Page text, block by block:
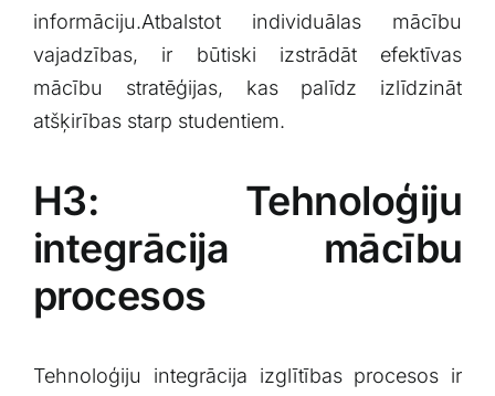
informāciju.Atbalstot ⁣individuālas mācību
vajadzības, ir būtiski⁢ izstrādāt efektīvas
mācību​ stratēģijas, kas palīdz izlīdzināt⁤
atšķirības starp studentiem.
H3:⁢ Tehnoloģiju
integrācija mācību⁣
procesos
Tehnoloģiju integrācija izglītības procesos ir